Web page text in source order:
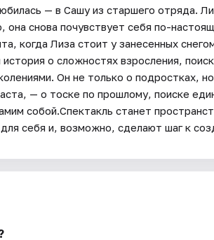
— в Сашу из старшего отряда.
снова почувствует себя по-
когда Лиза стоит у занесенных
о сложностях взросления,
Он не только о подростках,
— о тоске по прошлому, поиске
собой.Спектакль станет
себя и, возможно, сделают шаг к